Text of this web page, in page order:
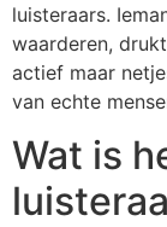
luisteraars.
waarderen,
actief maar
van echte
Wat is